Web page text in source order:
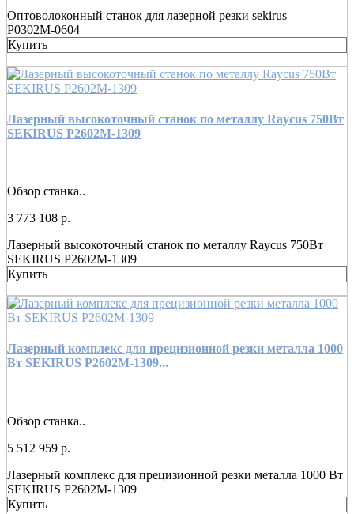
Оптоволоконный станок для лазерной резки sekirus
P0302М-0604
Купить
Лазерный высокоточный станок по металлу Raycus 750Вт
SEKIRUS P2602M-1309
Обзор станка..
3 773 108 р.
Лазерный высокоточный станок по металлу Raycus 750Вт
SEKIRUS P2602M-1309
Купить
Лазерный комплекс для прецизионной резки металла 1000
Вт SEKIRUS P2602M-1309...
Обзор станка..
5 512 959 р.
Лазерный комплекс для прецизионной резки металла 1000 Вт
SEKIRUS P2602M-1309
Купить